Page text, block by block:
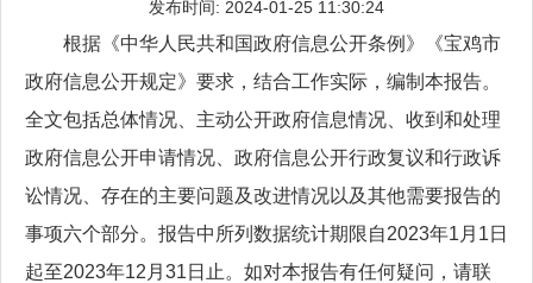
发布时间: 2024-01-25 11:30:24
根据《中华人民共和国政府信息公开条例》《宝鸡市
政府信息公开规定》要求，结合工作实际，编制本报告。
全文包括总体情况、主动公开政府信息情况、收到和处理
政府信息公开申请情况、政府信息公开行政复议和行政诉
讼情况、存在的主要问题及改进情况以及其他需要报告的
事项六个部分。报告中所列数据统计期限自2023年1月1日
起至2023年12月31日止。如对本报告有任何疑问，请联